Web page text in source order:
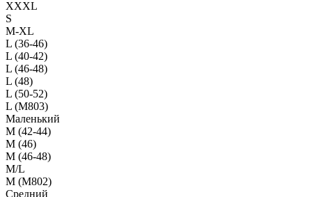
XXXL
S
M-XL
L (36-46)
L (40-42)
L (46-48)
L (48)
L (50-52)
L (M803)
Маленький
М (42-44)
M (46)
M (46-48)
M/L
M (M802)
Средний